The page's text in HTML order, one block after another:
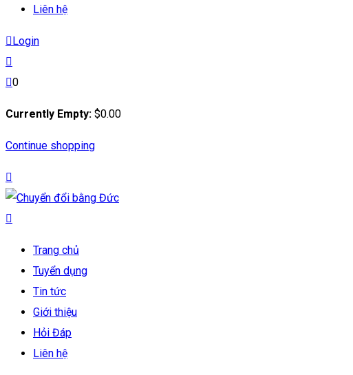
Liên hệ
Login
0
Currently Empty: $0.00
Continue shopping
Trang chủ
Tuyển dụng
Tin tức
Giới thiệu
Hỏi Đáp
Liên hệ